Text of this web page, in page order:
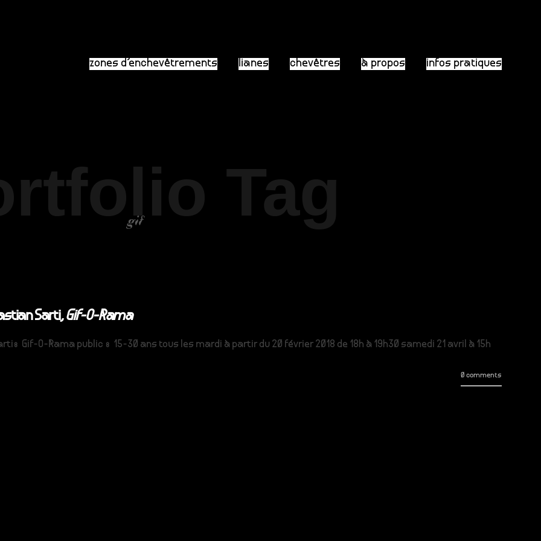
zones d’enchevêtrements lianes chevêtres à propos infos pratiques
Tag
gif
Sarti,Gif-O-Rama
Gif-O-Rama public : 15-30 ans tous les mardi à partir du 20 février 2018 de 18h à 19h30 samedi 21 avril à 15h
0 comments